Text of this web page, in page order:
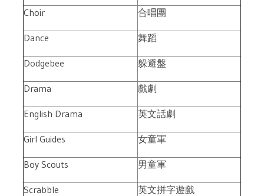
Choir 合唱團
Dance 舞蹈
Dodgebee 躲避盤
Drama 戲劇
English Drama 英文話劇
Girl Guides 女童軍
Boy Scouts 男童軍
Scrabble 英文拼字遊戲